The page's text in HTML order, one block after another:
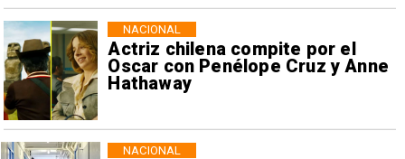
Actriz chilena compite por el
Oscar con Penélope Cruz y Anne
Hathaway
NACIONAL
NACIONAL